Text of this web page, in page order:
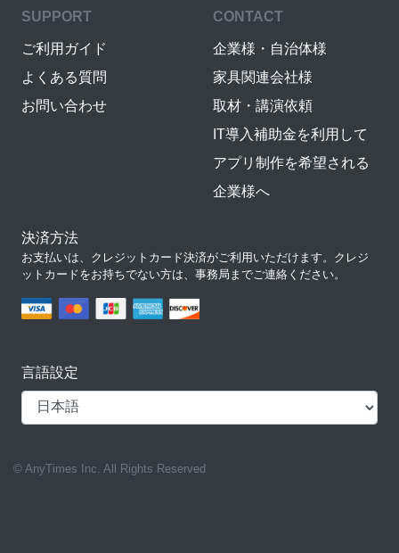
SUPPORT
ご利用ガイド
よくある質問
お問い合わせ
CONTACT
企業様・自治体様
家具関連会社様
取材・講演依頼
IT導入補助金を利用して
アプリ制作を希望される
企業様へ
決済方法
お支払いは、クレジットカード決済がご利用いただけます。クレジ
ットカードをお持ちでない方は、事務局までご連絡ください。
言語設定
© AnyTimes Inc. All Rights Reserved